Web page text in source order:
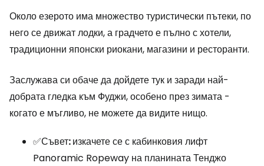
Около езерото има множество туристически пътеки, по
него се движат лодки, а градчето е пълно с хотели,
традиционни японски риокани, магазини и ресторанти.
Заслужава си обаче да дойдете тук и заради най-
добрата гледка към Фуджи, особено през зимата -
когато е мъгливо, не можете да видите нищо.
✅Съвет:изкачете се с кабинковия лифт
Panoramic Ropeway на планината Тенджо